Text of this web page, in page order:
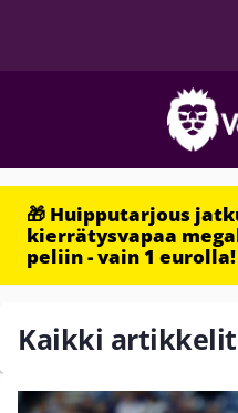
🎁 Huipputarjous
kierrätysvapaa
peliin - vain 1 eurolla!
Kaikki